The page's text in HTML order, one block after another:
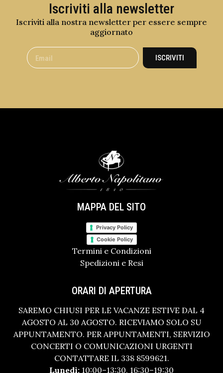
Iscriviti alla newsletter
Iscriviti alla nostra newsletter per essere sempre
aggiornato
ISCRIVITI
MAPPA DEL SITO
Privacy Policy
Cookie Policy
Termini e Condizioni
Spedizioni e Resi
ORARI DI APERTURA
SAREMO CHIUSI PER LE VACANZE ESTIVE DAL 4
AGOSTO AL 30 AGOSTO. RICEVIAMO SOLO SU
APPUNTAMENTO. PER APPUNTAMENTI, SERVIZIO
CONCERTI O COMUNICAZIONI URGENTI
CONTATTARE IL 338 8599621.
Lunedì: 10:00–13:30, 16:30–19:30